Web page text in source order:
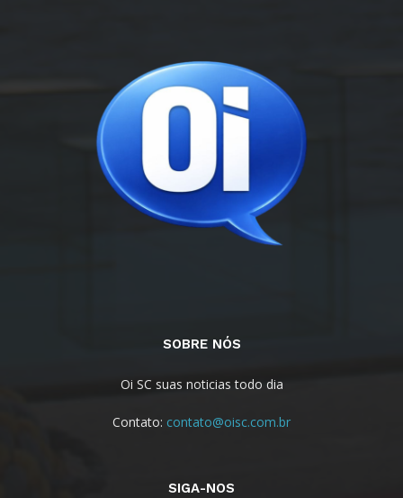
SOBRE NÓS
Oi SC suas noticias todo dia
Contato: contato@oisc.com.br
SIGA-NOS